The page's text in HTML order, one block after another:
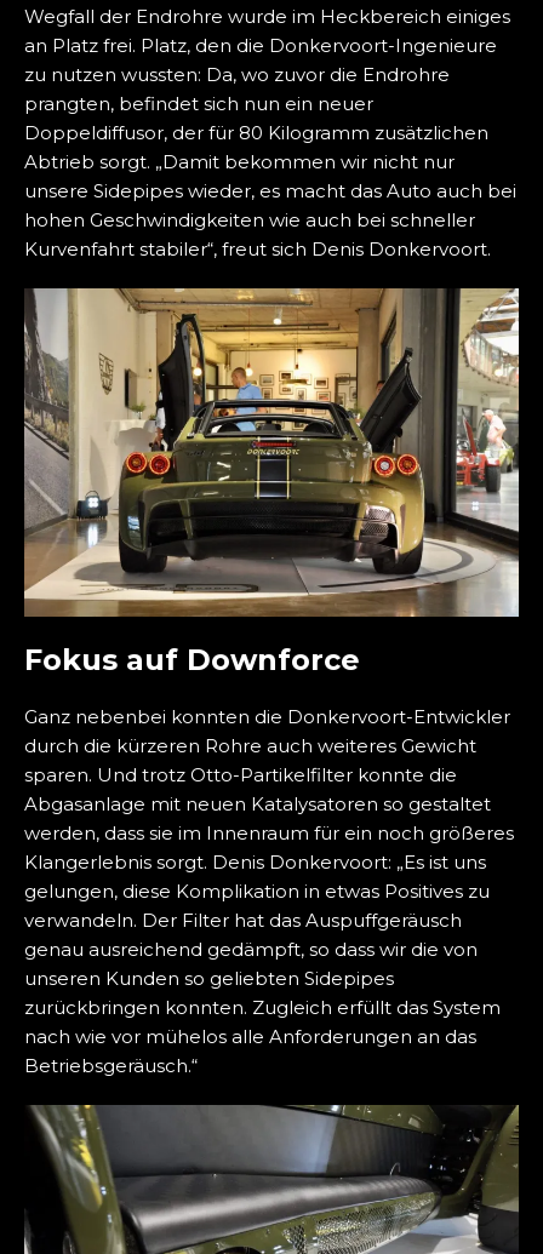
Wegfall der Endrohre wurde im Heckbereich einiges
an Platz frei. Platz, den die Donkervoort-Ingenieure
zu nutzen wussten: Da, wo zuvor die Endrohre
prangten, befindet sich nun ein neuer
Doppeldiffusor, der für 80 Kilogramm zusätzlichen
Abtrieb sorgt. „Damit bekommen wir nicht nur
unsere Sidepipes wieder, es macht das Auto auch bei
hohen Geschwindigkeiten wie auch bei schneller
Kurvenfahrt stabiler“, freut sich Denis Donkervoort.
Fokus auf Downforce
Ganz nebenbei konnten die Donkervoort-Entwickler
durch die kürzeren Rohre auch weiteres Gewicht
sparen. Und trotz Otto-Partikelfilter konnte die
Abgasanlage mit neuen Katalysatoren so gestaltet
werden, dass sie im Innenraum für ein noch größeres
Klangerlebnis sorgt. Denis Donkervoort: „Es ist uns
gelungen, diese Komplikation in etwas Positives zu
verwandeln. Der Filter hat das Auspuffgeräusch
genau ausreichend gedämpft, so dass wir die von
unseren Kunden so geliebten Sidepipes
zurückbringen konnten. Zugleich erfüllt das System
nach wie vor mühelos alle Anforderungen an das
Betriebsgeräusch.“